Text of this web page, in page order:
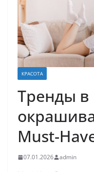
КРАСОТА
Тренды в
Must-
07.01.2026 admin